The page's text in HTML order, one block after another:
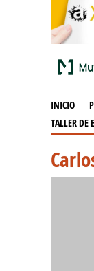
INICIO
TALLER DE